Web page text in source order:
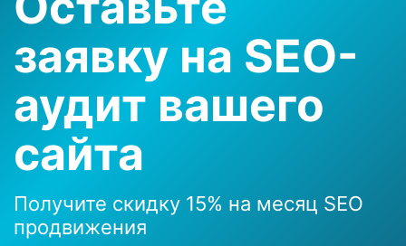
заявку на SEO-
аудит вашего
сайта
Получите скидку 15% на месяц SEO
продвижения